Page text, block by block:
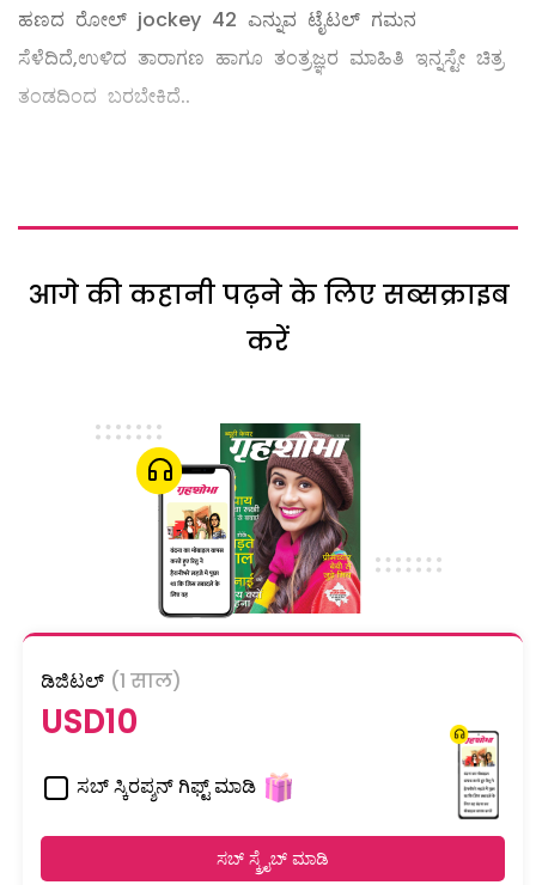
ಹಣದ ರೋಲ್ jockey 42 ಎನ್ನುವ ಟೈಟಲ್ ಗಮನ
ಸೆಳೆದಿದೆ,ಉಳಿದ ತಾರಾಗಣ ಹಾಗೂ ತಂತ್ರಜ್ಞರ ಮಾಹಿತಿ ಇನ್ನಸ್ಟೇ ಚಿತ್ರ
ತಂಡದಿಂದ ಬರಬೇಕಿದೆ..
आगे की कहानी पढ़ने के लिए सब्सक्राइब
करें
ಡಿಜಿಟಲ್ (1 साल)
USD10
ಸಬ್ ಸ್ಕಿರಪ್ಶನ್ ಗಿಫ್ಟ್ ಮಾಡಿ
ಸಬ್ ಸ್ಕ್ರೈಬ್ ಮಾಡಿ